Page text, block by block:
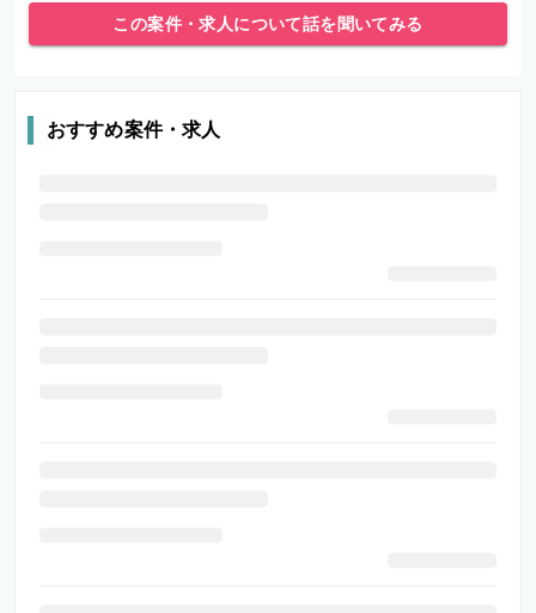
この案件・求人について話を聞いてみる
おすすめ案件・求人